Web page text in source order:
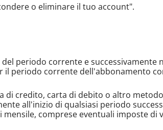
o eliminare il tuo account".
periodo corrente e successivamente
periodo corrente dell'abbonamento
di credito, carta di debito o altro
all'inizio di qualsiasi periodo
comprese eventuali imposte di